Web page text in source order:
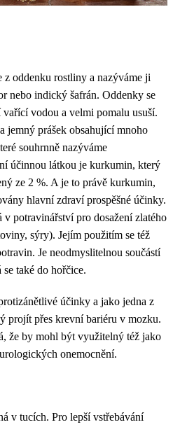
z oddenku rostliny a nazýváme ji
nebo indický šafrán. Oddenky se
vařící vodou a velmi pomalu usuší.
jemný prášek obsahující mnoho
souhrnně nazýváme
účinnou látkou je kurkumin, který
ze 2 %. A je to právě kurkumin,
hlavní zdraví prospěšné účinky.
potravinářství pro dosažení zlatého
sýry). Jejím použitím se též
Je neodmyslitelnou součástí
také do hořčice.
účinky a jako jedna z
projít přes krevní bariéru v mozku.
že by mohl být využitelný též jako
onemocnění.
v tucích. Pro lepší vstřebávání